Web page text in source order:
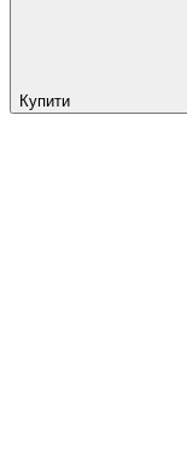
Купити